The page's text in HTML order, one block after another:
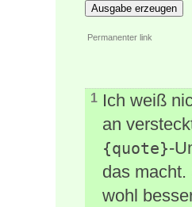
Ausgabe erzeugen
Permanenter link
1 Ich weiß
an
{quote}-
das
wohl